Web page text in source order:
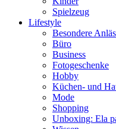
Spielzeug
Lifestyle
Besondere
Büro
Business
Fotogeschenke
Hobby
Küchen- und
Mode
Shopping
Unboxing: Ela